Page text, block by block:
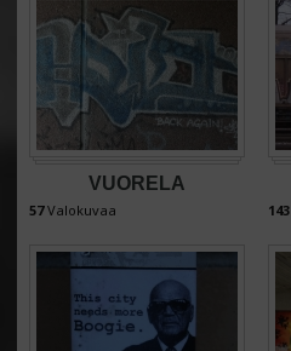
VUORELA
57Valokuvaa 143